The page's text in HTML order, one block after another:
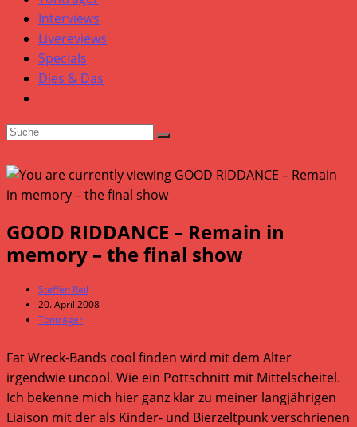
Interviews
Livereviews
Specials
Dies & Das
GOOD RIDDANCE – Remain in
memory – the final show
Beitrags-
Autor:
Steffen Reil
Beitrag
veröffentlicht:
20. April 2008
Beitrags-
Tonträger
Fat Wreck-Bands cool finden wird mit dem Alter
irgendwie uncool. Wie ein Pottschnitt mit Mittelscheitel.
Ich bekenne mich hier ganz klar zu meiner langjährigen
Liaison mit der als Kinder- und Bierzeltpunk verschrienen